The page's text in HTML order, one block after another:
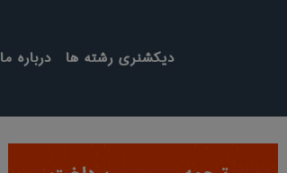
درباره ما دیکشنری رشته ها